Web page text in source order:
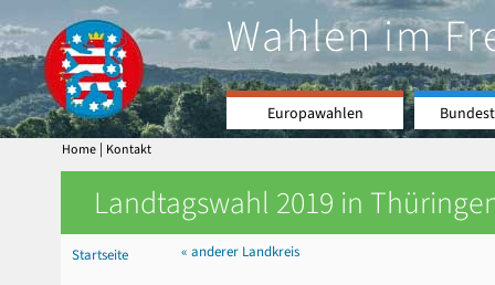
Wahlen im
Europawahlen
Home | Kontakt
Landtagswahl 2019 in
Startseite
« anderer Landkreis